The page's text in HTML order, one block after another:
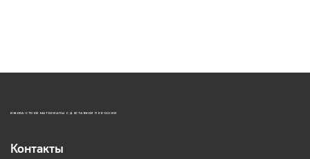
ИЖОРА-СТРОЙ МАТЕРИАЛЫ С ДОСТАВКОЙ ПО РОССИИ
Контакты